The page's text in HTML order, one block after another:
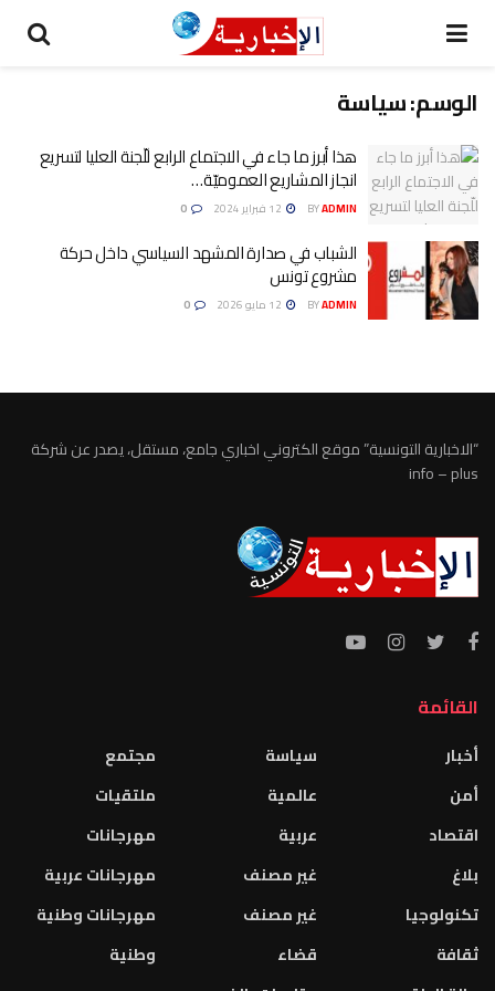
الوسم:سياسة
هذا أبرز ما جاء في الاجتماع الرابع للّجنة العليا لتسريع
انجاز المشاريع العموميّة…
BYADMIN
الشباب في صدارة المشهد السياسي داخل حركة
مشروع تونس
BYADMIN
“الاخبارية التونسية” موقع الكتروني اخباري جامع، مستقل، يصدر عن شركة
info – plus
القائمة
أخبار
أمن
اقتصاد
بلاغ
تكنولوجيا
ثقافة
سياسة
عالمية
عربية
غير مصنف
غير مصنف
قضاء
مجتمع
ملتقيات
مهرجانات
مهرجانات عربية
مهرجانات وطنية
وطنية